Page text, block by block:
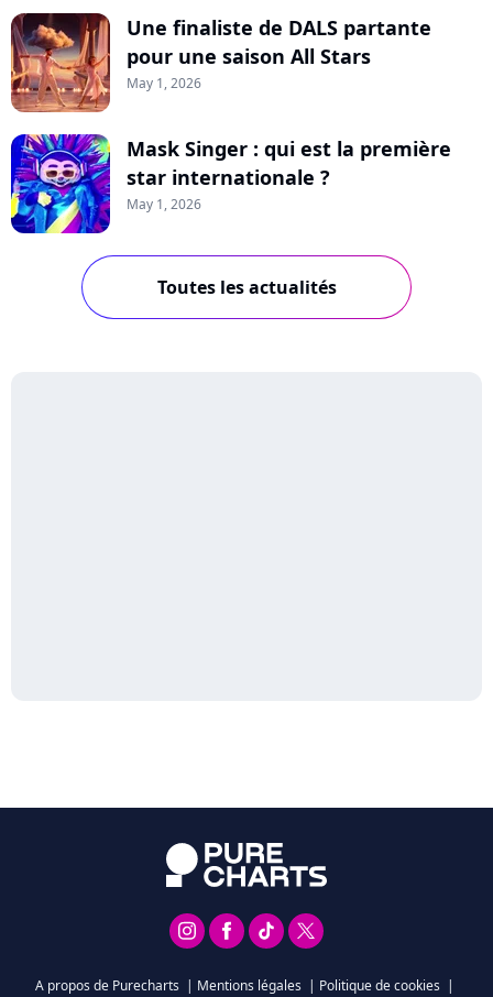
Une finaliste de DALS partante
pour une saison All Stars
May 1, 2026
Mask Singer : qui est la première
star internationale ?
May 1, 2026
Toutes les actualités
A propos de Purecharts | Mentions légales | Politique de cookies |